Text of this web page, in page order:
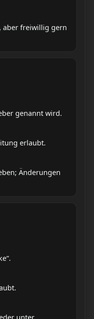
aber freiwillig gern
genannt wird.
erlaubt.
Änderungen
unter